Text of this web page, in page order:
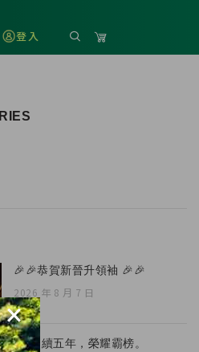
登入
🎉🎉恭賀新晉升領袖 🎉🎉
2026 年 8 月 7 日
🏆 連續五年，榮耀霸榜。
×